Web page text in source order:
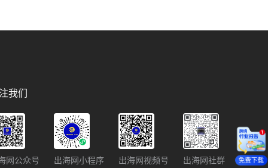
免费下载
我们
网公众号 出海网小程序 出海网视频号 出海网社群